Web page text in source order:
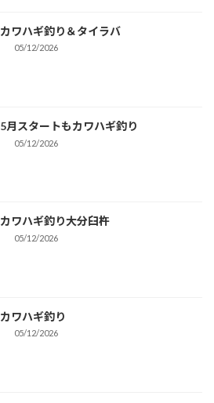
カワハギ釣り＆タイラバ
05/12/2026
5月スタートもカワハギ釣り
05/12/2026
カワハギ釣り大分臼杵
05/12/2026
カワハギ釣り
05/12/2026